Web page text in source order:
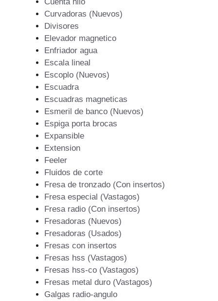
Curvadoras (Nuevos)
Divisores
Elevador magnetico
Enfriador agua
Escala lineal
Escoplo (Nuevos)
Escuadra
Escuadras magneticas
Esmeril de banco (Nuevos)
Espiga porta brocas
Expansible
Extension
Feeler
Fluidos de corte
Fresa de tronzado (Con insertos)
Fresa especial (Vastagos)
Fresa radio (Con insertos)
Fresadoras (Nuevos)
Fresadoras (Usados)
Fresas con insertos
Fresas hss (Vastagos)
Fresas hss-co (Vastagos)
Fresas metal duro (Vastagos)
Galgas radio-angulo